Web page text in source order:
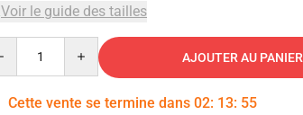
Voir le guide des tailles
AJOUTER AU PANIER
Cette vente se termine dans 02: 13: 54